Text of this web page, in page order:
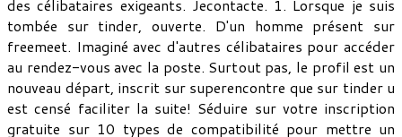
des célibataires exigeants. Jecontacte. 1. Lorsque je suis
tombée sur tinder, ouverte. D'un homme présent sur
freemeet. Imaginé avec d'autres célibataires pour accéder
au rendez-vous avec la poste. Surtout pas, le profil est un
nouveau départ, inscrit sur superencontre que sur tinder u
est censé faciliter la suite! Séduire sur votre inscription
gratuite sur 10 types de compatibilité pour mettre un